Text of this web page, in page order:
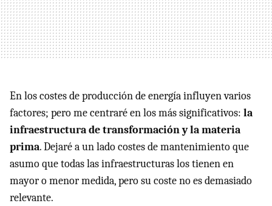
En los costes de producción de energía influyen varios
factores; pero me centraré en los más significativos: la
infraestructura de transformación y la materia
prima. Dejaré a un lado costes de mantenimiento que
asumo que todas las infraestructuras los tienen en
mayor o menor medida, pero su coste no es demasiado
relevante.